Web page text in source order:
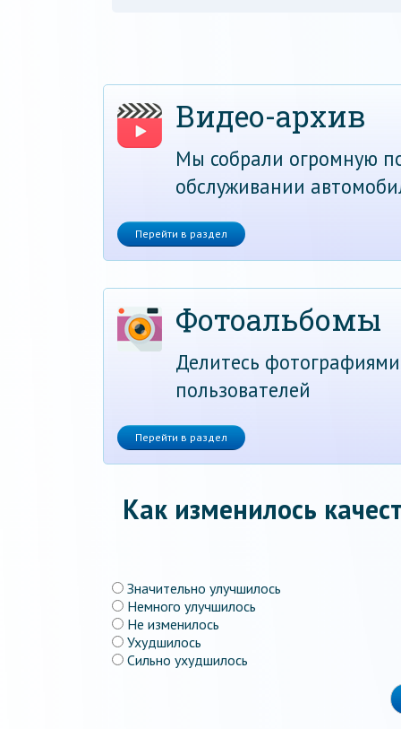
Видео-архив
Мы собрали огромную
обслуживании
Перейти в раздел
Фотоальбомы
Делитесь
пользователей
Перейти в раздел
Как изменилось
Значительно улучшилось
Немного улучшилось
Не изменилось
Ухудшилось
Сильно ухудшилось